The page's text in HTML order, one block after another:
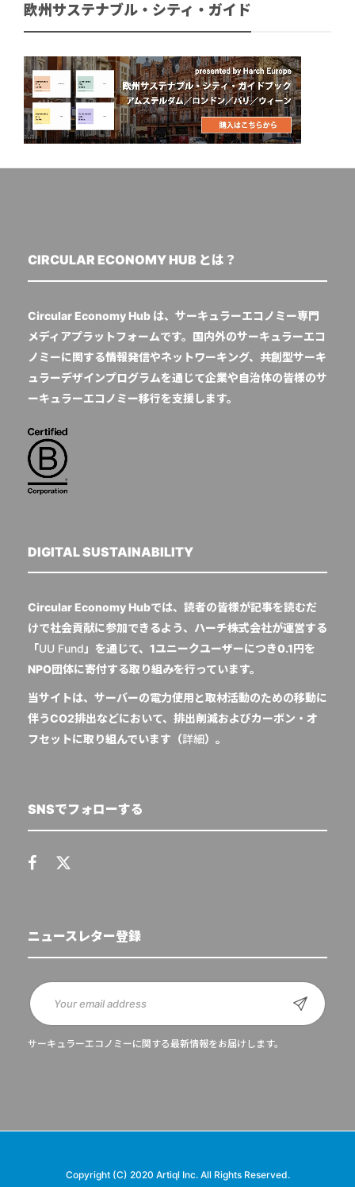
欧州サステナブル・シティ・ガイド
CIRCULAR ECONOMY HUB とは？
Circular Economy Hub は、サーキュラーエコノミー専門
メディアプラットフォームです。国内外のサーキュラーエコ
ノミーに関する情報発信やネットワーキング、共創型サーキ
ュラーデザインプログラムを通じて企業や自治体の皆様のサ
ーキュラーエコノミー移行を支援します。
DIGITAL SUSTAINABILITY
Circular Economy Hubでは、読者の皆様が記事を読むだ
けで社会貢献に参加できるよう、ハーチ株式会社が運営する
「UU Fund 」を通じて、1ユニークユーザーにつき0.1円を
NPO団体に寄付する取り組みを行っています。
当サイトは、サーバーの電力使用と取材活動のための移動に
伴うCO2排出などにおいて、排出削減およびカーボン・オ
フセットに取り組んでいます（詳細）。
SNSでフォローする
ニュースレター登録
サーキュラーエコノミーに関する最新情報をお届けします。
Copyright (C) 2020 Artiql Inc. All Rights Reserved.